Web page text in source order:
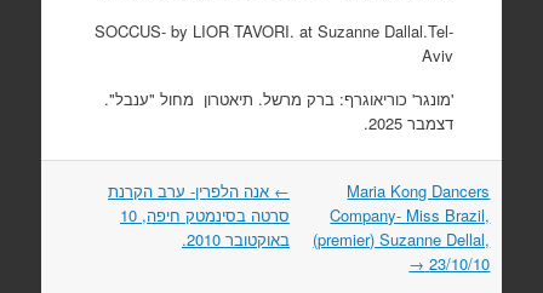
SOCCUS- by LIOR TAVORI. at Suzanne Dallal.Tel-
Aviv
'מונגר' כוריאוגרף: ברק מרשל. תיאטרון מחול "ענבל".
דצמבר 2025.
Post
navigation
← אנה הלפרין- ערב הקרנת
סרטה בסינמטק חיפה, 10
באוקטובר 2010.
Maria Kong Dancers
Company- Miss Brazil,
(premier) Suzanne Dellal,
23/10/10
→